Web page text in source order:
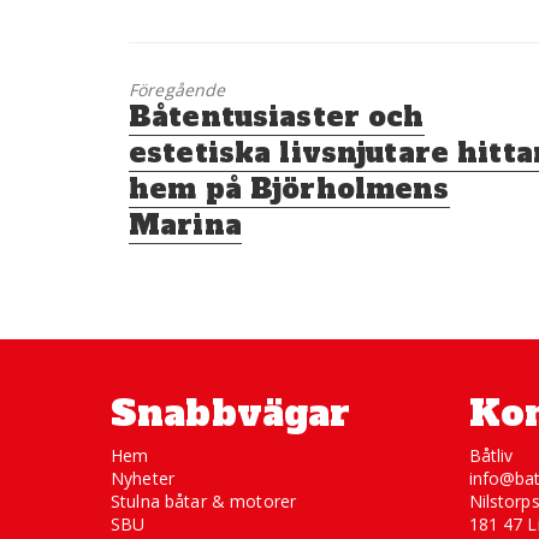
Föregående
Föregående
inlägg:
Båtentusiaster och
estetiska livsnjutare
hem på Björholmens
Marina
Snabbvägar
Hem
Nyheter
Stulna båtar & motorer
SBU
Båtliv
181 47